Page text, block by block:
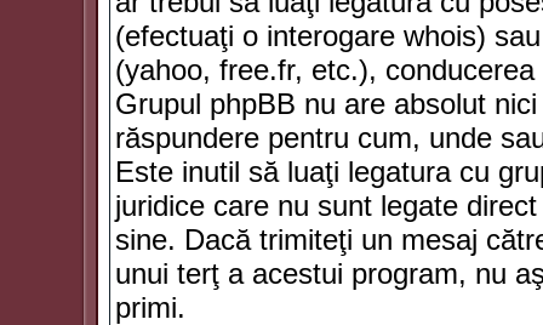
(efectuaţi o interogare whois)
(yahoo, free.fr, etc.),
Grupul phpBB nu are absolut
răspundere pentru cum, unde
Este inutil să luaţi legatura cu
juridice care nu sunt legate
sine. Dacă trimiteţi un mesaj
unui terţ a acestui program, nu
primi.